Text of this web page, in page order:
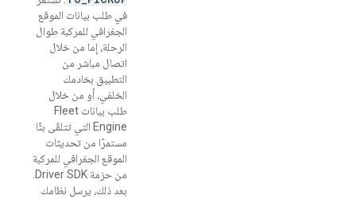
في طلب بيانات الموقع
الجغرافي للمركبة طوال
الرحلة، إما من خلال
اتصال مباشر من
التطبيق بخادمك
الخلفي، أو من خلال
طلب بيانات Fleet
Engine التي تتلقّى بثًا
مستمرًا من تحديثات
الموقع الجغرافي للمركبة
بعد ذلك، يرسل نظامك